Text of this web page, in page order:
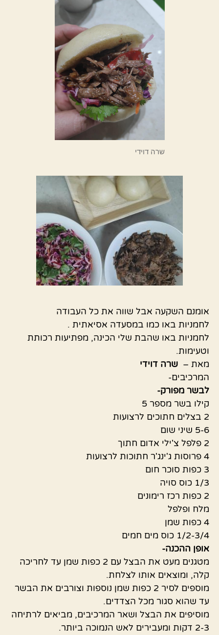
שרה דוידי
אומנם השקעה אבל שווה את כל העבודה
לחמניות באו כמו במסעדה אסיאתית .
לחמניות באו שהבת שלי הכינה, מפתיעות רכותת
וטעימות.
מאת – שרה דוידי
המרכיבים-
לבשר מפורק-
קילו בשר מספר 5
2 בצלים חתוכים לרצועות
5-6 שיני שום
2 פלפל צ'ילי אדום חתוך
4 פרוסות ג'ינג'ר חתוכות לרצועות
3 כפות סוכר חום
1/3 כוס סויה
2 כפות רכז רימונים
מלח ופלפל
4 כפות שמן
1/2-3/4 כוס מים חמים
אופן ההכנה-
מטגנים מעט את הבצל עם 2 כפות שמן עד לחריכה
קלה, ומוצאים אותו לצלחת.
מוספים לסיר 2 כפות שמן נוספות וצורבים את הבשר
עד שהוא סגור מכל הצדדים.
מוסיפים את הבצל ושאר המרכיבים, מביאים לרתיחה
2-3 דקות ומעבירים לאש הנמוכה ביותר.